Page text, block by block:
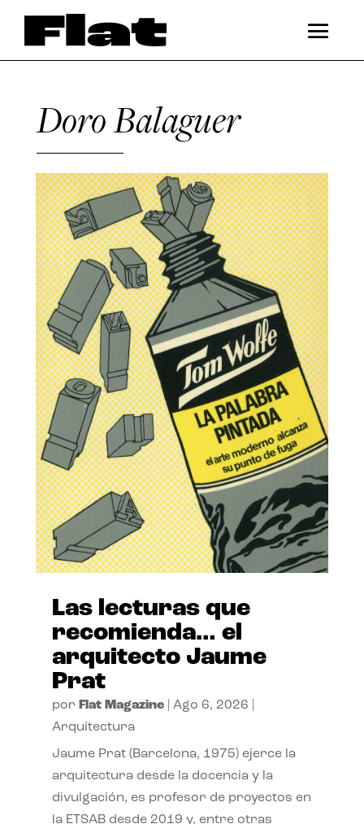
Doro Balaguer
Las lecturas que
recomienda… el
arquitecto Jaume
Prat
por Flat Magazine| Ago 6, 2026
Arquitectura
Jaume Prat (Barcelona, 1975) ejerce la
arquitectura desde la docencia y la
divulgación, es profesor de proyectos en
la ETSAB desde 2019 y, entre otras